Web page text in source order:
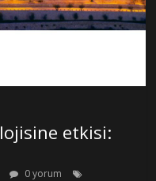
etkisi:
0 yorum